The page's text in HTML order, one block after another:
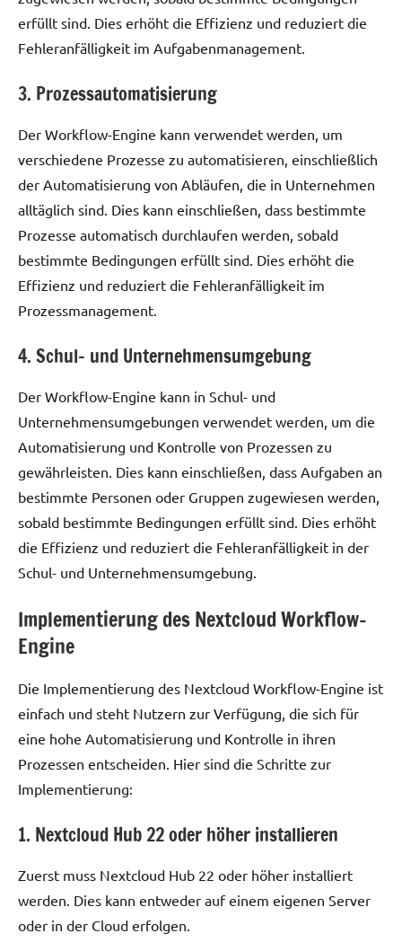
erfüllt sind. Dies erhöht die Effizienz und reduziert die
Fehleranfälligkeit im Aufgabenmanagement.
3. Prozessautomatisierung
Der Workflow-Engine kann verwendet werden, um
verschiedene Prozesse zu automatisieren, einschließlich
der Automatisierung von Abläufen, die in Unternehmen
alltäglich sind. Dies kann einschließen, dass bestimmte
Prozesse automatisch durchlaufen werden, sobald
bestimmte Bedingungen erfüllt sind. Dies erhöht die
Effizienz und reduziert die Fehleranfälligkeit im
Prozessmanagement.
4. Schul- und Unternehmensumgebung
Der Workflow-Engine kann in Schul- und
Unternehmensumgebungen verwendet werden, um die
Automatisierung und Kontrolle von Prozessen zu
gewährleisten. Dies kann einschließen, dass Aufgaben an
bestimmte Personen oder Gruppen zugewiesen werden,
sobald bestimmte Bedingungen erfüllt sind. Dies erhöht
die Effizienz und reduziert die Fehleranfälligkeit in der
Schul- und Unternehmensumgebung.
Implementierung des Nextcloud Workflow-
Engine
Die Implementierung des Nextcloud Workflow-Engine ist
einfach und steht Nutzern zur Verfügung, die sich für
eine hohe Automatisierung und Kontrolle in ihren
Prozessen entscheiden. Hier sind die Schritte zur
Implementierung:
1. Nextcloud Hub 22 oder höher installieren
Zuerst muss Nextcloud Hub 22 oder höher installiert
werden. Dies kann entweder auf einem eigenen Server
oder in der Cloud erfolgen.